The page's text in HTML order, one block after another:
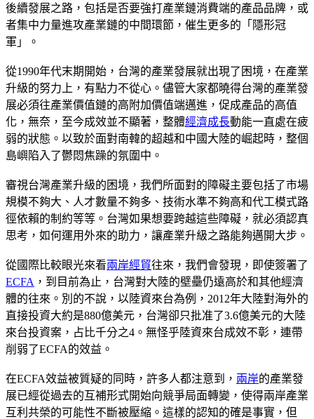
後續發展之路，包括是否要強打產業鏈消費端的產品品牌，或
者集中力量進攻產業鏈的中間環節，催生更多的「隱形冠
軍」。
從1990年代末期開始，台灣的產業發展就出現了困境，在產業
升級的努力上，有點力不從心。儘管大家都曉得台灣的產業發
展必須往產業價值鏈的高附加價值端邁進，促成產品的高值
化，無奈，至今成效並不顯著，整體經濟成長動能一直處在疲
弱的狀態。以致於面對南韓的超越和中國大陸的崛起時，整個
島嶼陷入了鬱悶焦躁的氛圍中。
審視台灣產業升級的困境，我們所面對的障礙主要包括了市場
規模不夠大、人才數量不夠多、技術水準不夠高和代工模式路
徑依賴的制約等等。台灣如果想要跨越這些障礙，就必須認真
思考，如何運用外來的助力，讓產業升級之路能夠邁開大步。
從國際比較眼光來看兩岸經貿往來，我們會發現，即使簽署了
ECFA ，到目前為止，台灣對大陸的壁壘仍遠高於和其他經濟
體的往來。別的不說，以陸資來台為例，2012年大陸對海外的
直接投資大約是880億美元，台灣卻只批准了3.6億美元的大陸
來台投資案，占比千分之4。無怪乎陸資來台成效不彰，連帶
削弱了ECFA的效益。
在ECFA效益被質疑的同時，許多人都注意到， 兩岸的產業發
展已經從過去的互補形式開始向競爭局面轉變，使得兩岸產業
互利共榮的可能性不斷被壓縮。這樣的認知的確是事實，但